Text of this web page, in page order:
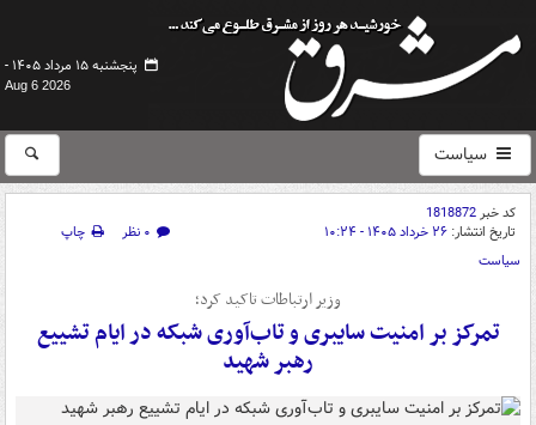
پنجشنبه ۱۵ مرداد ۱۴۰۵ -
Aug 6 2026
سیاست
کد خبر1818872
تاریخ انتشار: ۲۶ خرداد ۱۴۰۵ - ۱۰:۲۴ ۰ نظر
چاپ
سیاست
وزیر ارتباطات تاکید کرد؛
تمرکز بر امنیت سایبری و تاب‌آوری شبکه در ایام تشییع
رهبر شهید